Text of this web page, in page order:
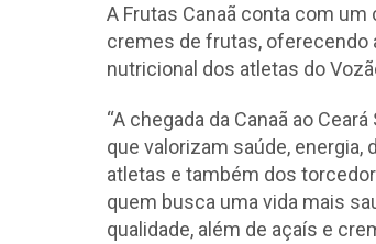
A Frutas Canaã conta com
cremes de frutas, oferecendo
nutricional dos atletas do
“A chegada da Canaã ao
que valorizam saúde, energia,
atletas e também dos
quem busca uma vida mais
qualidade, além de açaís e